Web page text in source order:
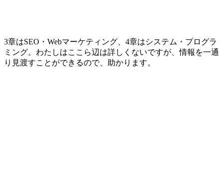
3章はSEO・Webマーケティング、4章はシステム・プログラ
ミング。わたしはここら辺は詳しくないですが、情報を一通
り見渡すことができるので、助かります。